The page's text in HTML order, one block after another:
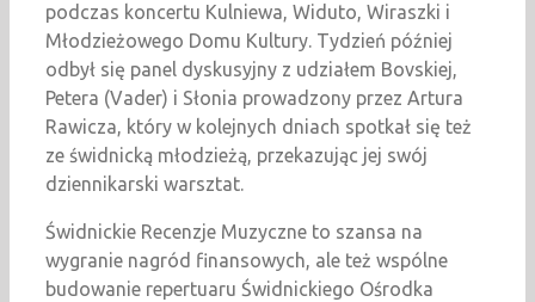
podczas koncertu Kulniewa, Widuto, Wiraszki i
Młodzieżowego Domu Kultury. Tydzień później
odbył się panel dyskusyjny z udziałem Bovskiej,
Petera (Vader) i Słonia prowadzony przez Artura
Rawicza, który w kolejnych dniach spotkał się też
ze świdnicką młodzieżą, przekazując jej swój
dziennikarski warsztat.
Świdnickie Recenzje Muzyczne to szansa na
wygranie nagród finansowych, ale też wspólne
budowanie repertuaru Świdnickiego Ośrodka